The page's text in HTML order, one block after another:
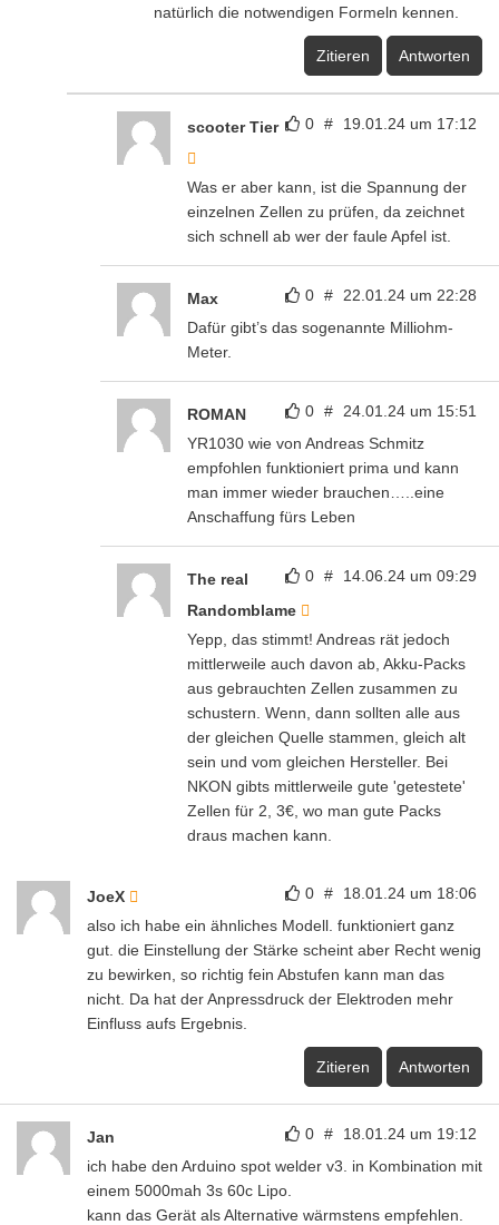
natürlich die notwendigen Formeln kennen.
Zitieren Antworten
0 # 19.01.24 um 17:12
scooter Tier
Was er aber kann, ist die Spannung der
einzelnen Zellen zu prüfen, da zeichnet
sich schnell ab wer der faule Apfel ist.
0 # 22.01.24 um 22:28
Max
Dafür gibt’s das sogenannte Milliohm-
Meter.
0 # 24.01.24 um 15:51
ROMAN
YR1030 wie von Andreas Schmitz
empfohlen funktioniert prima und kann
man immer wieder brauchen…..eine
Anschaffung fürs Leben
0 # 14.06.24 um 09:29
The real
Randomblame
Yepp, das stimmt! Andreas rät jedoch
mittlerweile auch davon ab, Akku-Packs
aus gebrauchten Zellen zusammen zu
schustern. Wenn, dann sollten alle aus
der gleichen Quelle stammen, gleich alt
sein und vom gleichen Hersteller. Bei
NKON gibts mittlerweile gute 'getestete'
Zellen für 2, 3€, wo man gute Packs
draus machen kann.
0 # 18.01.24 um 18:06
JoeX
also ich habe ein ähnliches Modell. funktioniert ganz
gut. die Einstellung der Stärke scheint aber Recht wenig
zu bewirken, so richtig fein Abstufen kann man das
nicht. Da hat der Anpressdruck der Elektroden mehr
Einfluss aufs Ergebnis.
Zitieren Antworten
0 # 18.01.24 um 19:12
Jan
ich habe den Arduino spot welder v3. in Kombination mit
einem 5000mah 3s 60c Lipo.
kann das Gerät als Alternative wärmstens empfehlen.